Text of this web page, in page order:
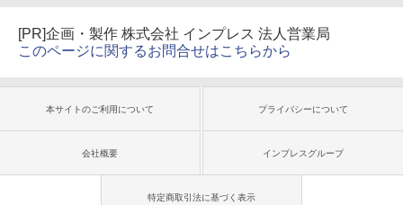
[PR]企画・製作 株式会社 インプレス 法人営業局
このページに関するお問合せはこちらから
本サイトのご利用について プライバシーについて
会社概要 インプレスグループ
特定商取引法に基づく表示